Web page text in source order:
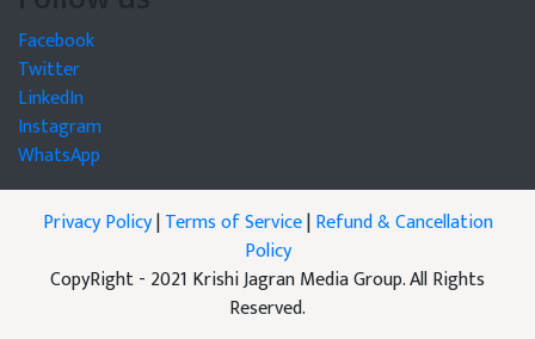
Facebook
Twitter
LinkedIn
Instagram
WhatsApp
Privacy Policy|Terms of Service|Refund & Cancellation
Policy
CopyRight - 2021 Krishi Jagran Media Group. All Rights
Reserved.